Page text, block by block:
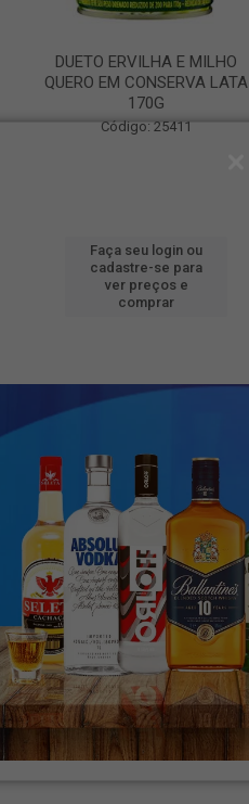
DUETO ERVILHA E MILHO
QUERO EM CONSERVA LATA
170G
Código: 25411
Faça seu login ou
cadastre-se para
ver preços e
comprar